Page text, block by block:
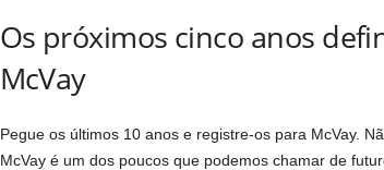
Os próximos cinco anos
McVay
Pegue os últimos 10 anos e registre-os para McVay.
McVay é um dos poucos que podemos chamar de